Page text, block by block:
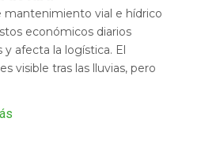
mantenimiento vial e hídrico
económicos diarios
y afecta la logística. El
visible tras las lluvias, pero